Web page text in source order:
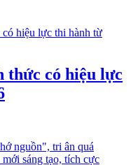
thức có hiệu lực